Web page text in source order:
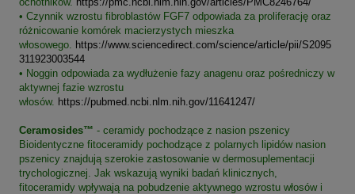
• Czynnik wzrostu fibroblastów FGF7 odpowiada za proliferację oraz
różnicowanie komórek macierzystych mieszka
włosowego.
https://www.sciencedirect.com/science/article/pii/S2095
311923003544
• Noggin odpowiada za wydłużenie fazy anagenu oraz pośredniczy w
aktywnej fazie wzrostu
włosów. https://pubmed.ncbi.nlm.nih.gov/11641247/
Ceramosides™ - ceramidy pochodzące z nasion pszenicy
Bioidentyczne fitoceramidy pochodzące z polarnych lipidów nasion
pszenicy znajdują szerokie zastosowanie w dermosuplementacji
trychologicznej. Jak wskazują wyniki badań klinicznych,
fitoceramidy wpływają na pobudzenie aktywnego wzrostu włosów i